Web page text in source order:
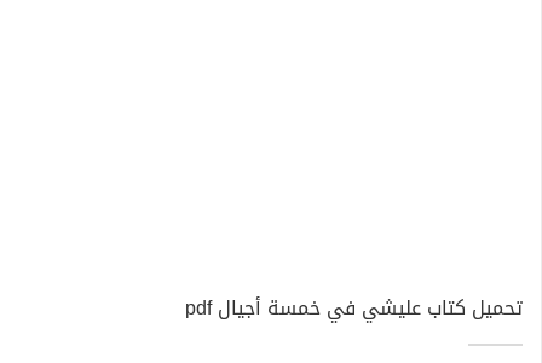
تحميل كتاب عليشي في خمسة أجيال pdf